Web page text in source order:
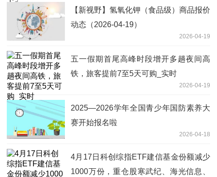
【新视野】氢氧化钾（食品级）商品报价
动态（2026-04-19）
2026-04-19
五一假期首尾高峰时段增开多趟夜间高
铁，旅客提前7至5天可购_实时
2026-04-19
2025—2026学年全国青少年国防素养大
赛开始报名啦
2026-04-18
4月17日科创综指ETF建信基金份额减少
1000万份，重仓股寒武纪、海光信息、